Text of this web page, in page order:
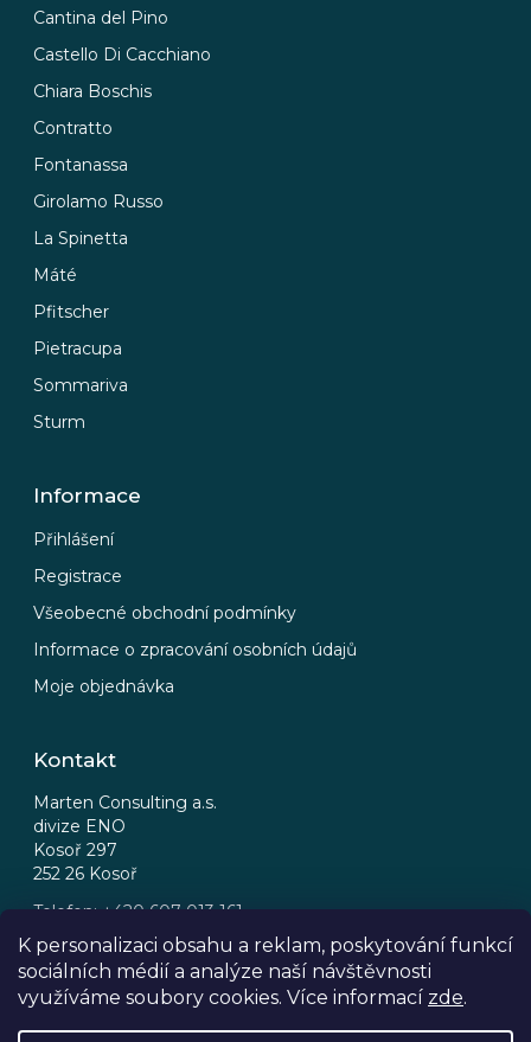
K personalizaci obsahu a reklam, poskytování funkcí
sociálních médií a analýze naší návštěvnosti
využíváme soubory cookies. Více informací zde.
Cantina del Pino
Castello Di Cacchiano
Chiara Boschis
Contratto
Fontanassa
Girolamo Russo
La Spinetta
Máté
Pfitscher
Pietracupa
Sommariva
Sturm
Informace
Přihlášení
Registrace
Všeobecné obchodní podmínky
Informace o zpracování osobních údajů
Moje objednávka
Kontakt
Marten Consulting a.s.
divize ENO
Kosoř 297
252 26 Kosoř
Telefon: +420 607 013 161
Email: eno@eno.cz
IG